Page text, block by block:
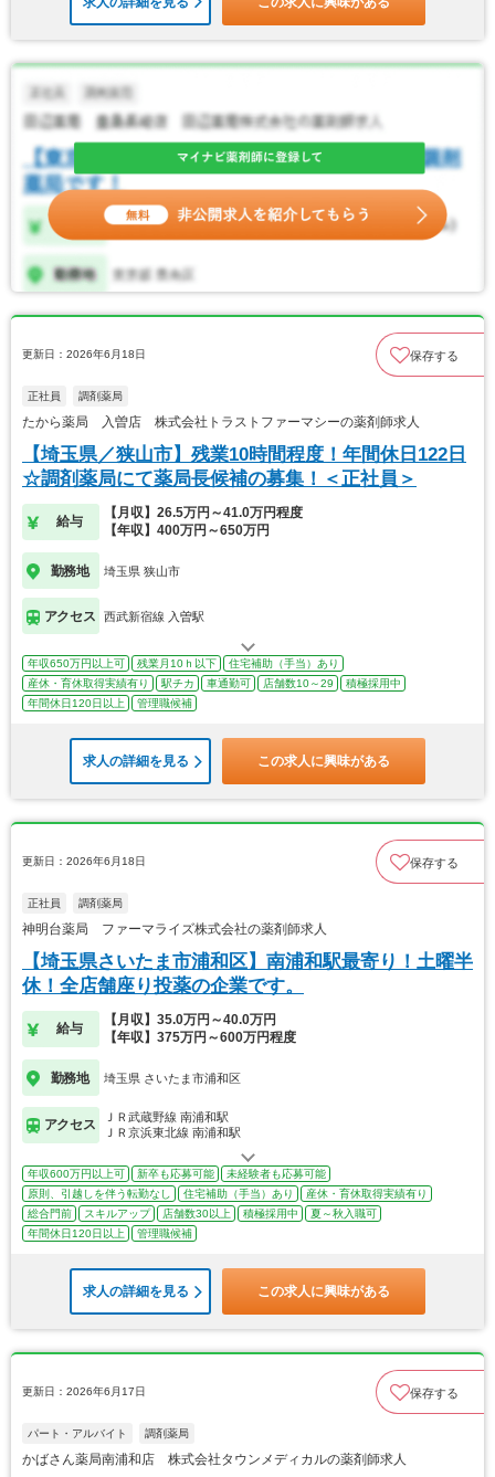
更新日：2026年6月18日 保存する
正社員 調剤薬局
たから薬局 入曽店 株式会社トラストファーマシーの薬剤師求人
【埼玉県／狭山市】残業10時間程度！年間休日122日
☆調剤薬局にて薬局長候補の募集！＜正社員＞
給与
【月収】26.5万円～41.0万円程度
【年収】400万円～650万円
勤務地 埼玉県 狭山市
アクセス 西武新宿線 入曽駅
年収650万円以上可 残業月10ｈ以下
住宅補助（手当）あり
産休・育休取得実績有り
駅チカ 車通勤可 店舗数10～29
積極採用中
年間休日120日以上
管理職候補
求人の詳細を見る この求人に興味がある
更新日：2026年6月18日 保存する
正社員 調剤薬局
神明台薬局 ファーマライズ株式会社の薬剤師求人
【埼玉県さいたま市浦和区】南浦和駅最寄り！土曜半
休！全店舗座り投薬の企業です。
給与
【月収】35.0万円～40.0万円
【年収】375万円～600万円程度
勤務地 埼玉県 さいたま市浦和区
アクセス
ＪＲ武蔵野線 南浦和駅
ＪＲ京浜東北線 南浦和駅
年収600万円以上可 新卒も応募可能
未経験者も応募可能
原則、引越しを伴う転勤なし
住宅補助（手当）あり
産休・育休取得実績有り
総合門前
スキルアップ 店舗数30以上 積極採用中
夏～秋入職可
年間休日120日以上
管理職候補
求人の詳細を見る この求人に興味がある
更新日：2026年6月17日 保存する
パート・アルバイト 調剤薬局
かばさん薬局南浦和店 株式会社タウンメディカルの薬剤師求人